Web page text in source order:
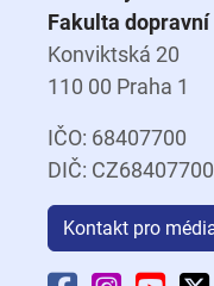
Fakulta dopravní
Konviktská 20
110 00 Praha 1
IČO: 68407700
DIČ: CZ68407700
Kontakt pro